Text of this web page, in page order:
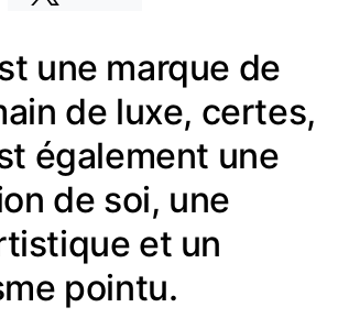
une marque de
de luxe, certes,
également une
de soi, une
et un
pointu.